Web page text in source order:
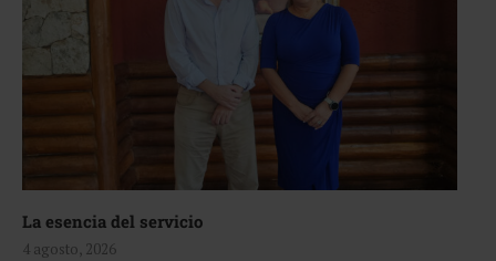
La esencia del servicio
4 agosto, 2026